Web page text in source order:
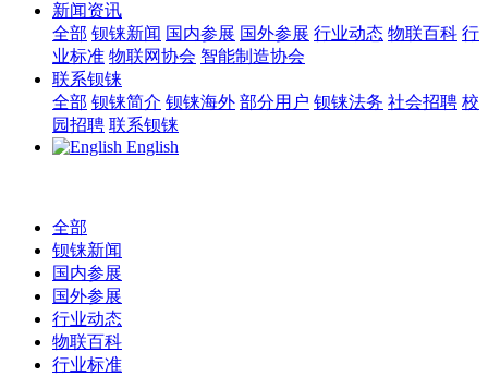
新闻资讯
全部 钡铼新闻 国内参展 国外参展 行业动态 物联百科 行
业标准 物联网协会 智能制造协会
联系钡铼
全部 钡铼简介 钡铼海外 部分用户 钡铼法务 社会招聘 校
园招聘 联系钡铼
English
全部
钡铼新闻
国内参展
国外参展
行业动态
物联百科
行业标准